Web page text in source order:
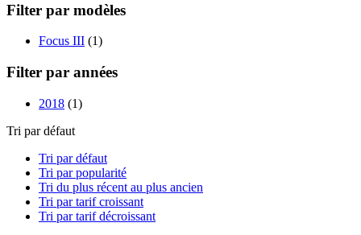
Filter par modèles
Focus III (1)
Filter par années
2018 (1)
Tri par défaut
Tri par défaut
Tri par popularité
Tri du plus récent au plus ancien
Tri par tarif croissant
Tri par tarif décroissant